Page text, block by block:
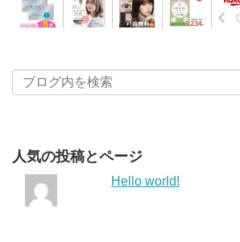
人気の投稿とページ
Hello world!